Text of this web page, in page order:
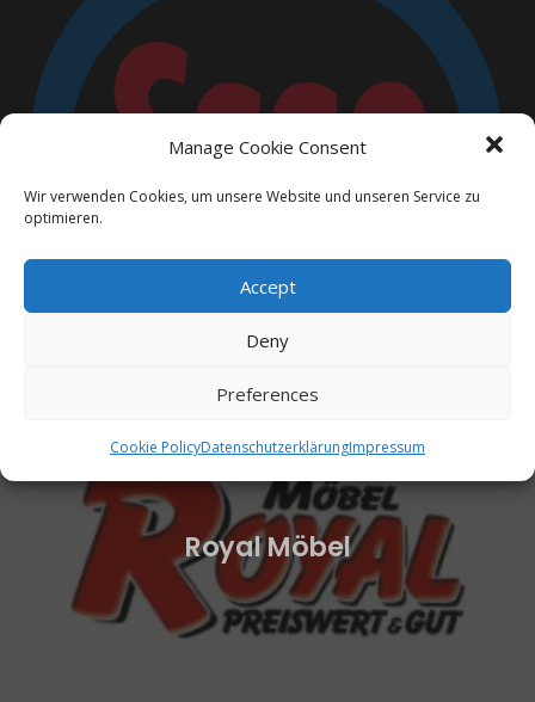
Manage Cookie Consent
Wir verwenden Cookies, um unsere Website und unseren Service zu
optimieren.
Accept
Deny
Preferences
Cookie PolicyDatenschutzerklärungImpressum
Esso
Royal Möbel